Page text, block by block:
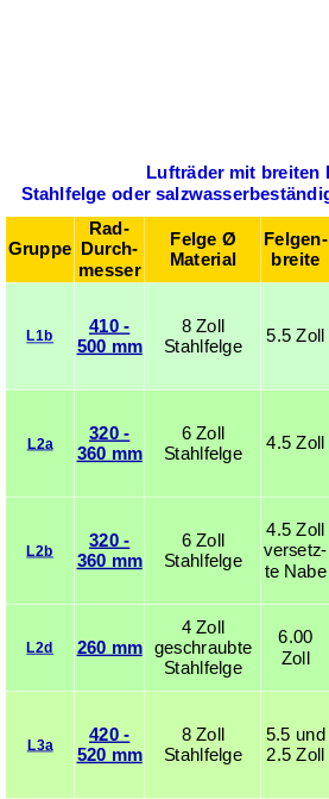
Lufträder mit breiten
Stahlfelge oder
Gruppe
Rad-
Durch­
messer
Felge Ø
Material
Felgen-
breite
L1b
410 -
500 mm
8 Zoll
Stahlfelge
5.5 Zoll
L2a
320 -
360 mm
6 Zoll
Stahlfelge
4.5 Zoll
L2b
320 -
360 mm
6 Zoll
Stahlfelge
4.5 Zoll
ver­setz­
te Nabe
L2d 260 mm
4 Zoll
geschraub­te
Stahl­felge
6.00
Zoll
L3a
420 -
520 mm
8 Zoll
Stahl­felge
5.5 und
2.5 Zoll